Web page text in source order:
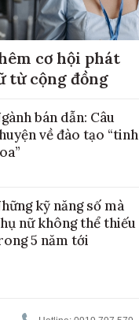
cơ hội phát
từ cộng đồng
bán dẫn: Câu
về đào tạo “tinh
kỹ năng số mà
nữ không thể thiếu
5 năm tới